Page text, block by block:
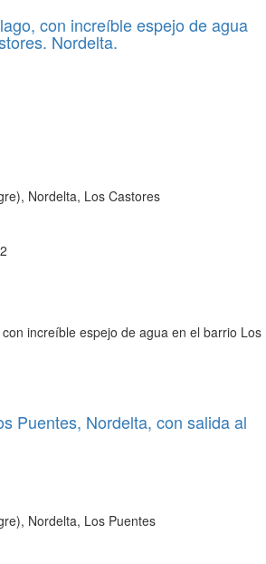
con increíble espejo de agua
Nordelta.
Nordelta, Los Castores
increíble espejo de agua en el barrio Los
Puentes, Nordelta, con salida al
Nordelta, Los Puentes